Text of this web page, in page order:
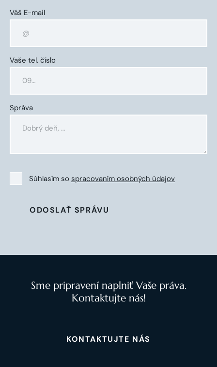
Váš E-mail
Vaše tel. číslo
Správa
Súhlasím so spracovaním osobných údajov
ODOSLAŤ SPRÁVU
Sme pripravení naplniť Vaše práva.
Kontaktujte nás!
KONTAKTUJTE NÁS